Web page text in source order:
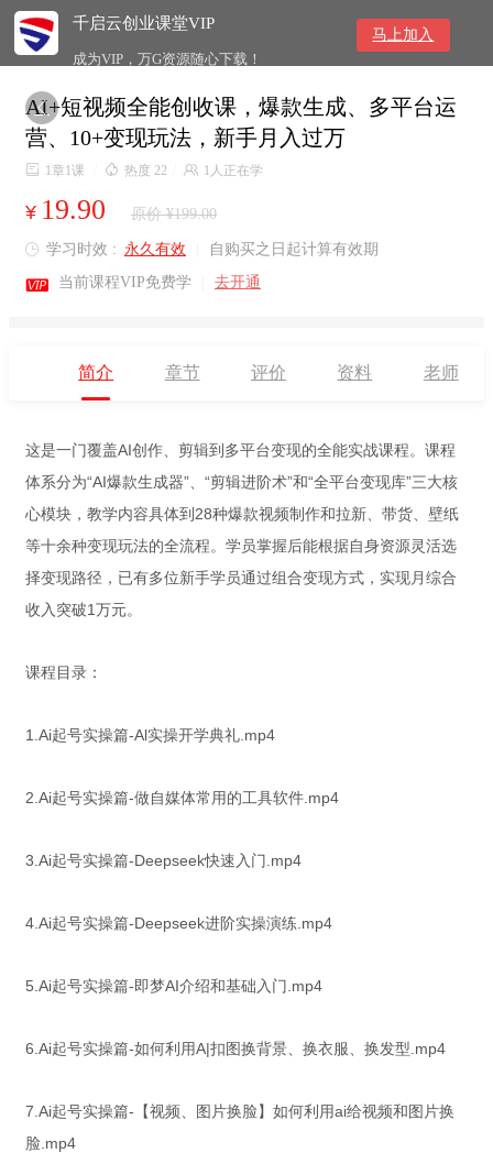
千启云创业课堂VIP
成为VIP，万G资源随心下载！
马上加入

AI+短视频全能创收课，爆款生成、多平台运
营、10+变现玩法，新手月入过万
 1章1课  热度 22  1人正在学
¥ 19.90 原价 ¥199.00
 学习时效 : 永久有效 自购买之日起计算有效期
 当前课程VIP免费学 去开通
简介 章节 评价 资料 老师
这是一门覆盖AI创作、剪辑到多平台变现的全能实战课程。课程
体系分为“AI爆款生成器”、“剪辑进阶术”和“全平台变现库”三大核
心模块，教学内容具体到28种爆款视频制作和拉新、带货、壁纸
等十余种变现玩法的全流程。学员掌握后能根据自身资源灵活选
择变现路径，已有多位新手学员通过组合变现方式，实现月综合
收入突破1万元。
课程目录：
1.Ai起号实操篇-Al实操开学典礼.mp4
2.Ai起号实操篇-做自媒体常用的工具软件.mp4
3.Ai起号实操篇-Deepseek快速入门.mp4
4.Ai起号实操篇-Deepseek进阶实操演练.mp4
5.Ai起号实操篇-即梦AI介绍和基础入门.mp4
6.Ai起号实操篇-如何利用A|扣图换背景、换衣服、换发型.mp4
7.Ai起号实操篇-【视频、图片换脸】如何利用ai给视频和图片换
脸.mp4